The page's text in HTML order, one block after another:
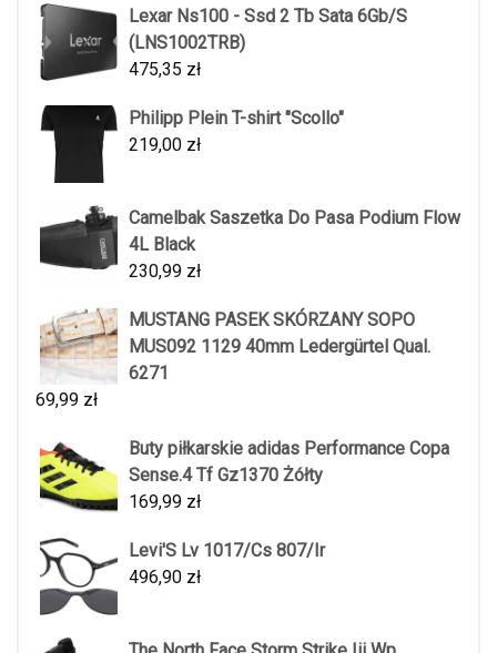
Lexar Ns100 - Ssd 2 Tb Sata 6Gb/S
(LNS1002TRB)
475,35 zł
Philipp Plein T-shirt "Scollo"
219,00 zł
Camelbak Saszetka Do Pasa Podium Flow
4L Black
230,99 zł
MUSTANG PASEK SKÓRZANY SOPO
MUS092 1129 40mm Ledergürtel Qual.
6271
69,99 zł
Buty piłkarskie adidas Performance Copa
Sense.4 Tf Gz1370 Żółty
169,99 zł
Levi'S Lv 1017/Cs 807/Ir
496,90 zł